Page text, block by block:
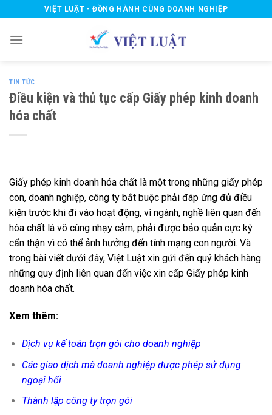
to
content
VIỆT LUẬT - ĐỒNG HÀNH CÙNG DOANH NGHIỆP
TIN TỨC
Điều kiện và thủ tục cấp Giấy phép kinh doanh
hóa chất
Giấy phép kinh doanh hóa chất là một trong những giấy phép
con, doanh nghiệp, công ty bắt buộc phải đáp ứng đủ điều
kiện trước khi đi vào hoạt động, vì ngành, nghề liên quan đến
hóa chất là vô cùng nhạy cảm, phải được bảo quản cực kỳ
cẩn thận vì có thể ảnh hưởng đến tính mạng con người. Và
trong bài viết dưới đây, Việt Luật xin gửi đến quý khách hàng
những quy định liên quan đến việc xin cấp Giấy phép kinh
doanh hóa chất.
Xem thêm:
Dịch vụ kế toán trọn gói cho doanh nghiệp
Các giao dịch mà doanh nghiệp được phép sử dụng
ngoại hối
Thành lập công ty trọn gói